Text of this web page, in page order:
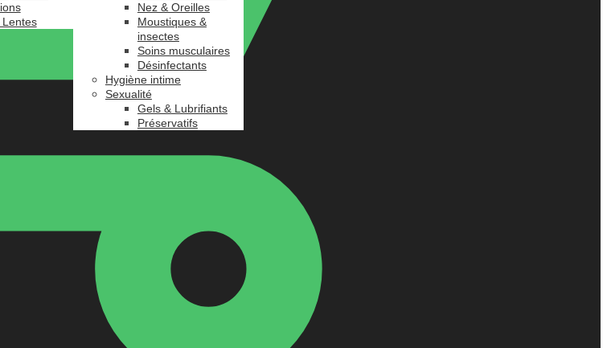
Lentes
Nez & Oreilles
Moustiques &
insectes
Soins musculaires
Désinfectants
Hygiène intime
Sexualité
Gels & Lubrifiants
Préservatifs